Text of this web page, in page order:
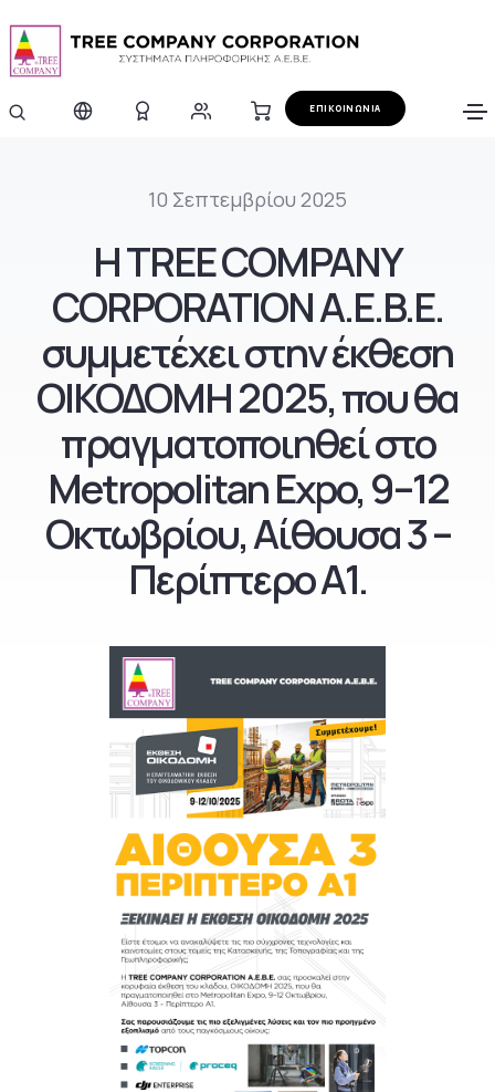
ΕΠΙΚΟΙΝΩΝΙΑ
10 Σεπτεμβρίου 2025
Η TREE COMPANY
CORPORATION A.E.B.E.
συμμετέχει στην έκθεση
ΟΙΚΟΔΟΜΗ 2025, που θα
πραγματοποιηθεί στο
Metropolitan Expo, 9–12
Οκτωβρίου, Αίθουσα 3 –
Περίπτερο Α1.